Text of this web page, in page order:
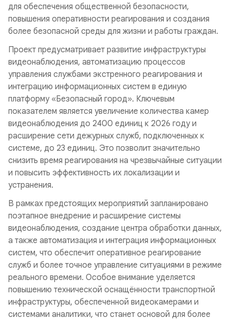
для обеспечения общественной безопасности,
повышения оперативности реагирования и создания
более безопасной среды для жизни и работы граждан.
Проект предусматривает развитие инфраструктуры
видеонаблюдения, автоматизацию процессов
управления службами экстренного реагирования и
интеграцию информационных систем в единую
платформу «Безопасный город». Ключевым
показателем является увеличение количества камер
видеонаблюдения до 2400 единиц к 2026 году и
расширение сети дежурных служб, подключенных к
системе, до 23 единиц. Это позволит значительно
снизить время реагирования на чрезвычайные ситуации
и повысить эффективность их локализации и
устранения.
В рамках предстоящих мероприятий запланировано
поэтапное внедрение и расширение системы
видеонаблюдения, создание центра обработки данных,
а также автоматизация и интеграция информационных
систем, что обеспечит оперативное реагирование
служб и более точное управление ситуациями в режиме
реального времени. Особое внимание уделяется
повышению технической оснащённости транспортной
инфраструктуры, обеспеченной видеокамерами и
системами аналитики, что станет основой для более